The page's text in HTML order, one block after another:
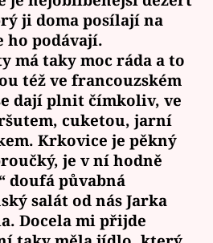
ji doma posílají na
ho podávají.
má taky moc ráda a to
též ve francouzském
dají plnit čímkoliv, ve
cuketou, jarní
Krkovice je pěkný
je v ní hodně
doufá půvabná
salát od nás Jarka
Docela mi přijde